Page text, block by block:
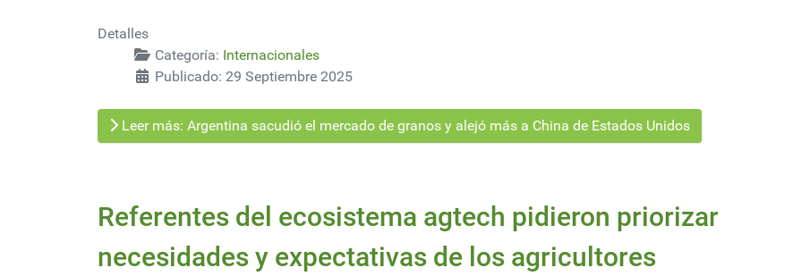
Detalles
Categoría: Internacionales
Publicado: 29 Septiembre 2025
Leer más: Argentina sacudió el mercado de granos y alejó más a China de Estados Unidos
Referentes del ecosistema agtech pidieron priorizar
necesidades y expectativas de los agricultores